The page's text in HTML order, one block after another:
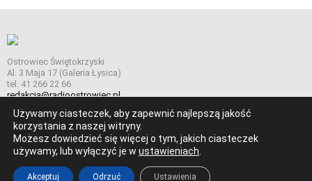
Ostrowiec Świętokrzyski
Al. 3 Maja 17 (Galeria Łysica)
tel. 41 266 22 66
redakcja@radioostrowiec.pl
© Wszelkie prawa zastrzeżone. Radio Ostrowiec 2026 Radio
Ostrowiec.
Stworzone z
Używamy ciasteczek, aby zapewnić najlepszą jakość
korzystania z naszej witryny.
Możesz dowiedzieć się więcej o tym, jakich ciasteczek
używamy, lub wyłączyć je w ustawieniach
Akceptuj Odrzuć Ustawienia